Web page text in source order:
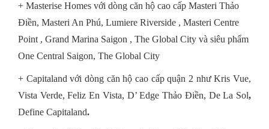
+ Masterise Homes với dòng căn hộ cao cấp Masteri Thảo
Điền, Masteri An Phú, Lumiere Riverside , Masteri Centre
Point , Grand Marina Saigon , The Global City và siêu phẩm
One Central Saigon, The Global City
+ Capitaland với dòng căn hộ cao cấp quận 2 như Kris Vue,
Vista Verde, Feliz En Vista, D’ Edge Thảo Điền, De La Sol,
Define Capitaland.